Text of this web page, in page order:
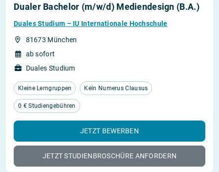
Dualer Bachelor (m/w/d) Mediendesign (B.A.)
Duales Studium – IU Internationale Hochschule
81673 München
ab sofort
Duales Studium
Kleine Lerngruppen Kein Numerus Clausus
0 € Studiengebühren
JETZT BEWERBEN
JETZT STUDIENBROSCHÜRE ANFORDERN